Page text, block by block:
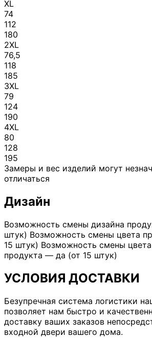
XL
74
112
180
2XL
76,5
118
185
3XL
79
124
190
4XL
80
128
195
Замеры и вес изделий могут
отличаться
Дизайн
Возможность смены дизайна
штук) Возможность смены цвета
15 штук) Возможность смены
продукта — да (от 15 штук)
УСЛОВИЯ ДОСТАВКИ
Безупречная система логистики
позволяет нам быстро и
доставку ваших заказов
входной двери вашего дома.